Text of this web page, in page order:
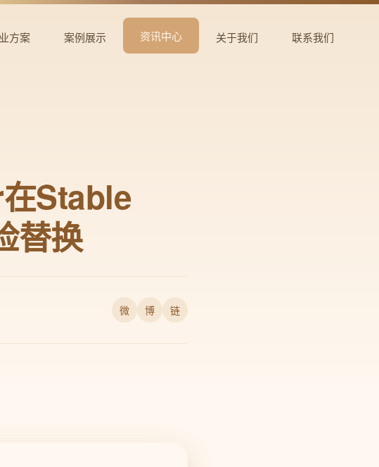
方案 案例展示 资讯中心 关于我们 联系我们
Stable
替换
微 博 链